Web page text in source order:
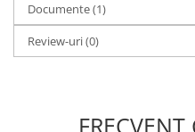
Documente (1)
Review-uri(0)